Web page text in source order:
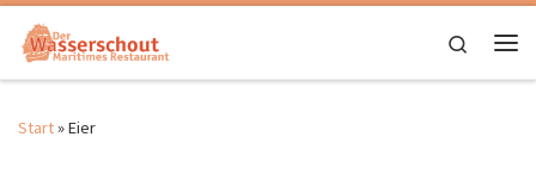
Zum Inhalt springen
Search
Start»Eier